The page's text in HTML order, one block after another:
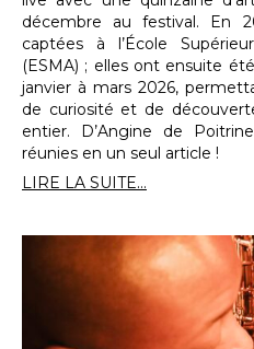
décembre au festival. En
captées à l’École
(ESMA) ; elles ont ensuite
janvier à mars 2026,
de curiosité et de
entier. D’Angine de
réunies en un seul article !
LIRE LA SUITE...